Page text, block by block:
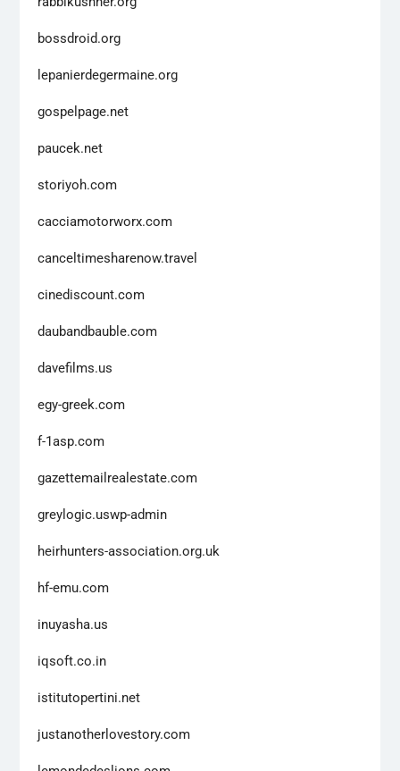
bossdroid.org
lepanierdegermaine.org
gospelpage.net
paucek.net
storiyoh.com
cacciamotorworx.com
canceltimesharenow.travel
cinediscount.com
daubandbauble.com
davefilms.us
egy-greek.com
f-1asp.com
gazettemailrealestate.com
greylogic.uswp-admin
heirhunters-association.org.uk
hf-emu.com
inuyasha.us
iqsoft.co.in
istitutopertini.net
justanotherlovestory.com